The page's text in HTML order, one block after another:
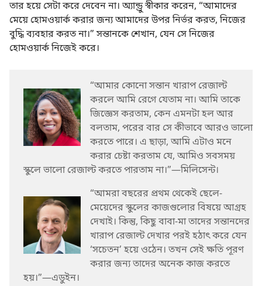
তার হয়ে সেটা করে দেবেন না। অ্যান্ড্রু স্বীকার করেন, “আমাদের
মেয়ে হোমওয়ার্ক করার জন্য আমাদের উপর নির্ভর করত, নিজের
বুদ্ধি ব্যবহার করত না।” সন্তানকে শেখান, যেন সে নিজের
হোমওয়ার্ক নিজেই করে।
“আমার কোনো সন্তান খারাপ রেজাল্ট
করলে আমি রেগে যেতাম না। আমি তাকে
জিজ্ঞেস করতাম, কেন এমনটা হল আর
বলতাম, পরের বার সে কীভাবে আরও ভালো
করতে পারে। এ ছাড়া, আমি এটাও মনে
করার চেষ্টা করতাম যে, আমিও সবসময়
স্কুলে ভালো রেজাল্ট করতে পারতাম না।”—মিলিসেন্ট।
“আমরা বছরের প্রথম থেকেই ছেলে-
মেয়েদের স্কুলের কাজগুলোর বিষয়ে আগ্রহ
দেখাই। কিন্তু, কিছু বাবা-মা তাদের সন্তানদের
খারাপ রেজাল্ট দেখার পরই হঠাৎ করে যেন
‘সচেতন’ হয়ে ওঠেন। তখন সেই ক্ষতি পূরণ
করার জন্য তাদের অনেক কাজ করতে
হয়।”—এডুইন।